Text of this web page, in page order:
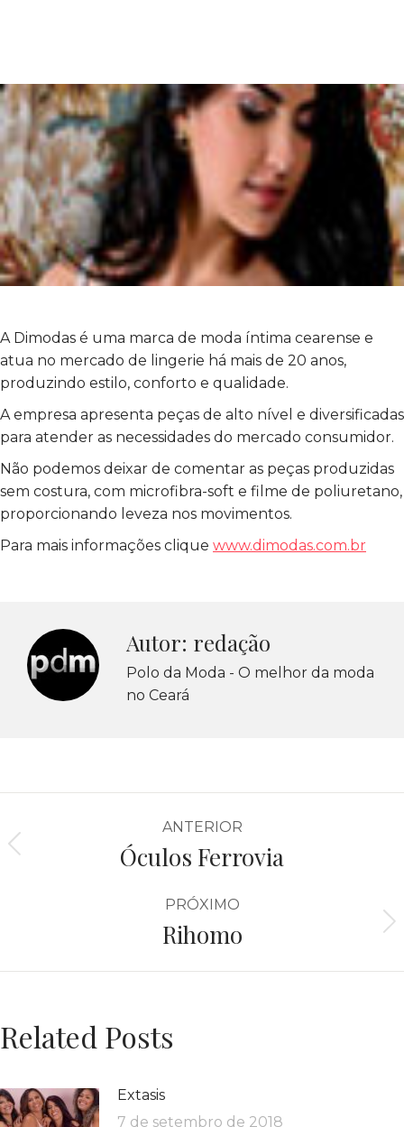
A Dimodas é uma marca de moda íntima cearense e
atua no mercado de lingerie há mais de 20 anos,
produzindo estilo, conforto e qualidade.
A empresa apresenta peças de alto nível e diversificadas
para atender as necessidades do mercado consumidor.
Não podemos deixar de comentar as peças produzidas
sem costura, com microfibra-soft e filme de poliuretano,
proporcionando leveza nos movimentos.
Para mais informações clique www.dimodas.com.br
Autor: redação
Polo da Moda - O melhor da moda
no Ceará
ANTERIOR
Óculos Ferrovia
PRÓXIMO
Rihomo
Related Posts
Extasis
7 de setembro de 2018